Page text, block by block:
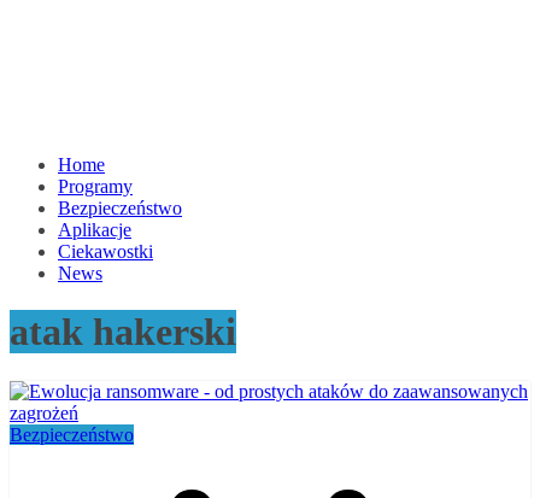
Home
Programy
Bezpieczeństwo
Aplikacje
Ciekawostki
News
atak hakerski
Bezpieczeństwo